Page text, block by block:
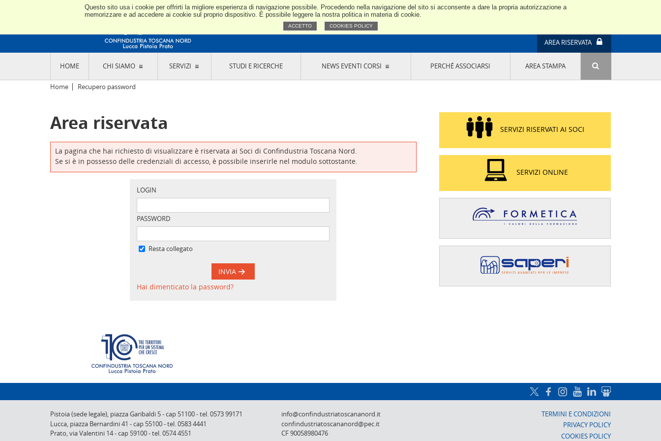
Questo sito usa i cookie per offrirti la migliore esperienza di navigazione possibile. Procedendo nella navigazione del sito si acconsente a dare la propria autorizzazione a
memorizzare e ad accedere ai cookie sul proprio dispositivo. È possibile leggere la nostra politica in materia di cookie.
ACCETTO COOKIES POLICY
Confindustria Toscana Nord
AREA RISERVATA
HOME CHI SIAMO
L'ASSOCIAZIONE
CODICE ETICO E DEI VALORI ASSOCIATIVI
TRASPARENZA CONTRIBUTI PUBBLICI
L'INDUSTRIA E IL TERRITORIO DI LUCCA,
PISTOIA E PRATO
SEDI E CONTATTI
ABOUT US
DESIGNAZIONE
ORGANI DI CONTROLLO
COMITATO PICCOLA
INDUSTRIA
GRUPPI DI ACQUISTO
EDIZIONE
PROGETTO LU.ME.
IL MANAGER DELLA SOSTENIBILITÀ NEL
DISTRETTO TESSILE PRATESE
GRUPPO IMPRENDITORIA FEMMINILE
SOSTENIBILITÀ
SERVIZI STUDI E RICERCHE NEWS EVENTI CORSI PERCHÉ ASSOCIARSI AREA STAMPA
Home Recupero password
Area riservata
La pagina che hai richiesto di visualizzare è riservata ai Soci di Confindustria Toscana Nord.
Se si è in possesso delle credenziali di accesso, è possibile inserirle nel modulo sottostante.
LOGIN
PASSWORD
Resta collegato
INVIA
Hai dimenticato la password?
SERVIZI RISERVATI AI SOCI
SERVIZI ONLINE
Pistoia (sede legale), piazza Garibaldi 5-cap 51100-tel. 0573 99171
Lucca, piazza Bernardini 41 -cap 55100-tel. 0583 4441
Prato,via Valentini 14-cap 59100-tel. 0574 4551
info@confindustriatoscananord.it
confindustriatoscananord@pec.it
CF 90058980476
TERMINI E CONDIZIONI
PRIVACY POLICY
COOKIES POLICY